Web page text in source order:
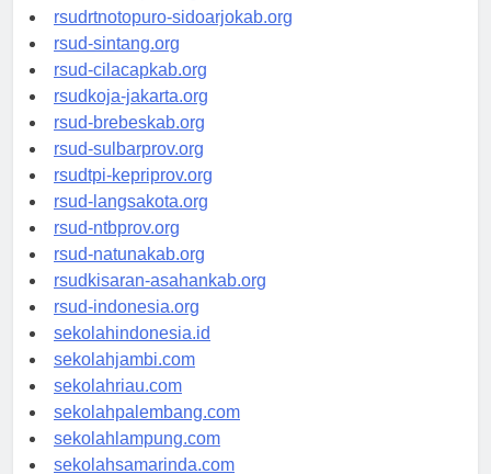
rsudksa-depok.org
rsudrtnotopuro-sidoarjokab.org
rsud-sintang.org
rsud-cilacapkab.org
rsudkoja-jakarta.org
rsud-brebeskab.org
rsud-sulbarprov.org
rsudtpi-kepriprov.org
rsud-langsakota.org
rsud-ntbprov.org
rsud-natunakab.org
rsudkisaran-asahankab.org
rsud-indonesia.org
sekolahindonesia.id
sekolahjambi.com
sekolahriau.com
sekolahpalembang.com
sekolahlampung.com